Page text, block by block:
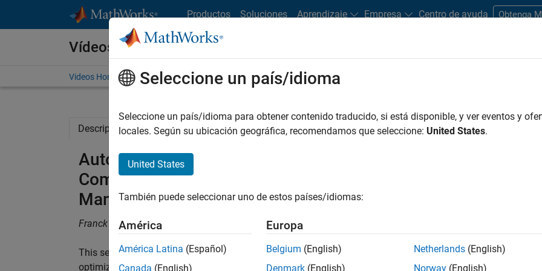
Productos Soluciones Aprendizaje Empresa Centro de ayuda Obtenga
Vídeos
Videos Home Search
Description Related Resources
Automatic Code Generation of AUTOSAR Software
Components for Mass Production Application of Engine
Management Systems: Process and Benefits
Franck Narcisse, VALEO Engine and Electrical Systems
This session presents the VALEO Engine and Electrical Systems (E.E.S.) development cycle, which is
optimized around MATLAB, Simulink, and Real-Time Workshop Embedded Coder.
Seleccione un país/idioma
Seleccione un país/idioma para obtener contenido traducido, si está disponible, y ver eventos y
locales. Según su ubicación geográfica, recomendamos que seleccione: United States.
United States
También puede seleccionar uno de estos países/idiomas:
América
América Latina (Español)
Canada (English)
Europa
Belgium (English)
Denmark (English)
Netherlands (English)
Norway (English)